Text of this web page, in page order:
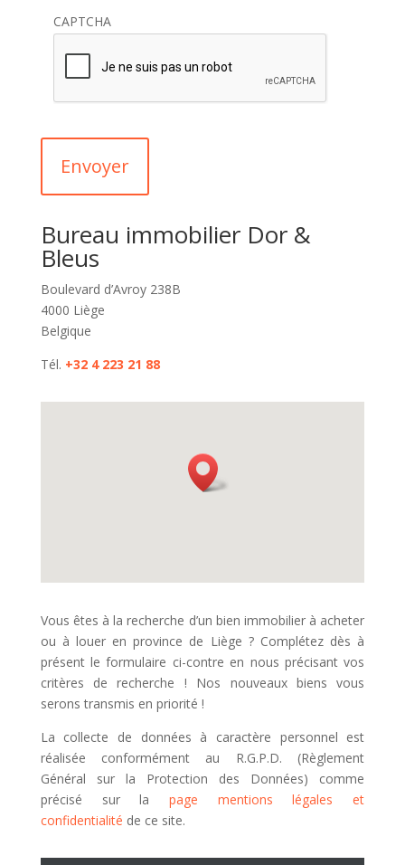
CAPTCHA
Bureau immobilier Dor &
Bleus
Boulevard d’Avroy 238B
4000 Liège
Belgique
Tél. +32 4 223 21 88
Vous êtes à la recherche d’un bien immobilier à acheter
ou à louer en province de Liège ? Complétez dès à
présent le formulaire ci-contre en nous précisant vos
critères de recherche ! Nos nouveaux biens vous
serons transmis en priorité !
La collecte de données à caractère personnel est
réalisée conformément au R.G.P.D. (Règlement
Général sur la Protection des Données) comme
précisé sur la page mentions légales et
confidentialité de ce site.